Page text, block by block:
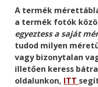
A termék
a termék fotók
egyeztess a saját
tudod milyen
vagy bizonytalan
illetően keress
oldalunkon, ITT